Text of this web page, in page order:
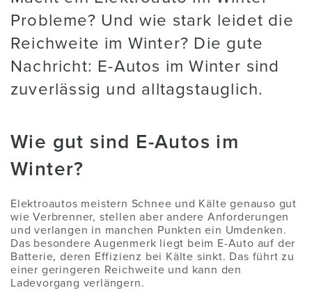
Probleme? Und wie stark leidet die
Reichweite im Winter? Die gute
Nachricht: E-Autos im Winter sind
zuverlässig und alltagstauglich.
Wie gut sind E-Autos im
Winter?
Elektroautos meistern Schnee und Kälte genauso gut
wie Verbrenner, stellen aber andere Anforderungen
und verlangen in manchen Punkten ein Umdenken.
Das besondere Augenmerk liegt beim E-Auto auf der
Batterie, deren Effizienz bei Kälte sinkt. Das führt zu
einer geringeren Reichweite und kann den
Ladevorgang verlängern.